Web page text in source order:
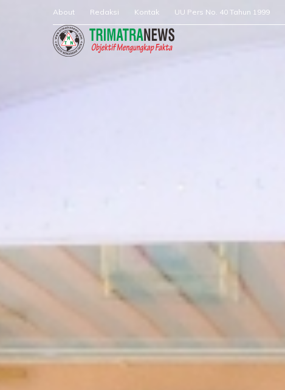
About Redaksi Kontak UU Pers No. 40 Tahun 1999